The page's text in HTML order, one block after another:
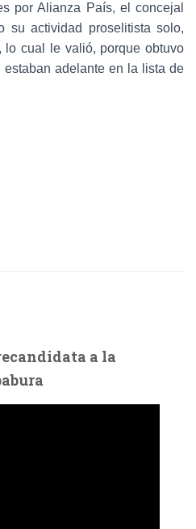
por Alianza País, el concejal
su actividad proselitista solo,
lo cual le valió, porque obtuvo
adelante en la lista de
a la